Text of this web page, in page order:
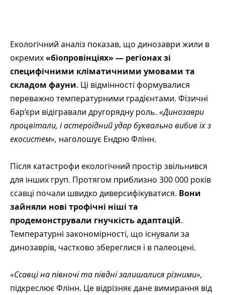
Екологічний аналіз показав, що динозаври жили в
окремих«біопровінціях» — регіонах зі
специфічними кліматичними умовами та
складом фауни. Ці відмінності формувалися
переважно температурними градієнтами. Фізичні
бар’єри відігравали другорядну роль. «Динозаври
процвітали, і астероїдний удар буквально вибив їх з
екосистем», наголошує Ендрю Флінн.
Після катастрофи екологічний простір звільнився
для інших груп. Протягом приблизно 300 000 років
ссавці почали швидко диверсифікуватися. Вони
зайняли нові трофічні ніші та
продемонстрували гнучкість адаптацій.
Температурні закономірності, що існували за
динозаврів, частково збереглися і в палеоцені.
«Ссавці на півночі та півдні залишалися різними»,
підкреслює Флінн. Це відрізняє дане вимирання від